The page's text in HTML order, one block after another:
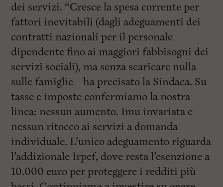
dei servizi. “Cresce la spesa corrente per
fattori inevitabili (dagli adeguamenti dei
contratti nazionali per il personale
dipendente fino ai maggiori fabbisogni dei
servizi sociali), ma senza scaricare nulla
sulle famiglie – ha precisato la Sindaca. Su
tasse e imposte confermiamo la nostra
linea: nessun aumento. Imu invariata e
nessun ritocco ai servizi a domanda
individuale. L’unico adeguamento riguarda
l’addizionale Irpef, dove resta l’esenzione a
10.000 euro per proteggere i redditi più